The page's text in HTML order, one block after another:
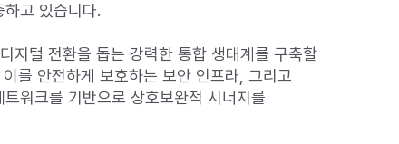
고 있습니다.
지털 전환을 돕는 강력한 통합 생태계를 구축할
를 안전하게 보호하는 보안 인프라, 그리고
워크를 기반으로 상호보완적 시너지를